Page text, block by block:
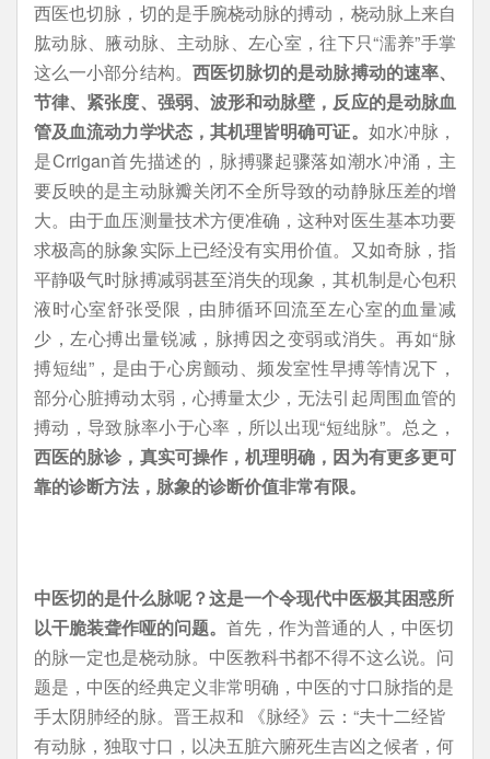
西医也切脉，切的是手腕桡动脉的搏动，桡动脉上来自
肱动脉、腋动脉、主动脉、左心室，往下只“濡养”手掌
这么一小部分结构。 西医切脉切的是动脉搏动的速率、
节律、紧张度、强弱、波形和动脉壁，反应的是动脉血
管及血流动力学状态，其机理皆明确可证。 如水冲脉，
是Crrigan首先描述的，脉搏骤起骤落如潮水冲涌，主
要反映的是主动脉瓣关闭不全所导致的动静脉压差的增
大。由于血压测量技术方便准确，这种对医生基本功要
求极高的脉象实际上已经没有实用价值。又如奇脉，指
平静吸气时脉搏减弱甚至消失的现象，其机制是心包积
液时心室舒张受限，由肺循环回流至左心室的血量减
少，左心搏出量锐减，脉搏因之变弱或消失。再如“脉
搏短绌”，是由于心房颤动、频发室性早搏等情况下，
部分心脏搏动太弱，心搏量太少，无法引起周围血管的
搏动，导致脉率小于心率，所以出现“短绌脉”。总之，
西医的脉诊，真实可操作，机理明确，因为有更多更可
靠的诊断方法，脉象的诊断价值非常有限。
中医切的是什么脉呢？这是一个令现代中医极其困惑所
以干脆装聋作哑的问题。 首先，作为普通的人，中医切
的脉一定也是桡动脉。中医教科书都不得不这么说。问
题是，中医的经典定义非常明确，中医的寸口脉指的是
手太阴肺经的脉。晋王叔和 《脉经》云：“夫十二经皆
有动脉，独取寸口，以决五脏六腑死生吉凶之候者，何